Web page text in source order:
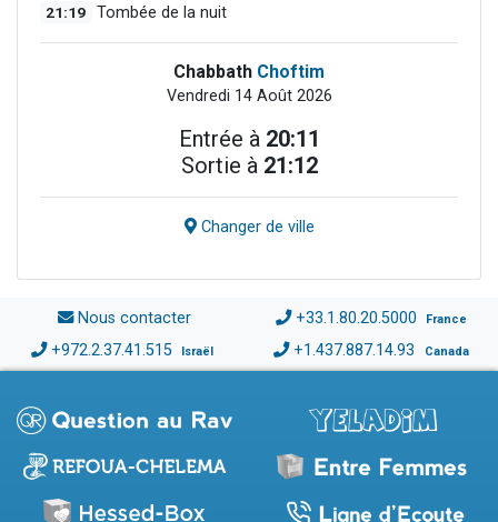
21:19 Tombée de la nuit
Chabbath Choftim
Vendredi 14 Août 2026
Entrée à 20:11
Sortie à 21:12
Changer de ville
Nous contacter +33.1.80.20.5000 France
+972.2.37.41.515 Israël +1.437.887.14.93 Canada